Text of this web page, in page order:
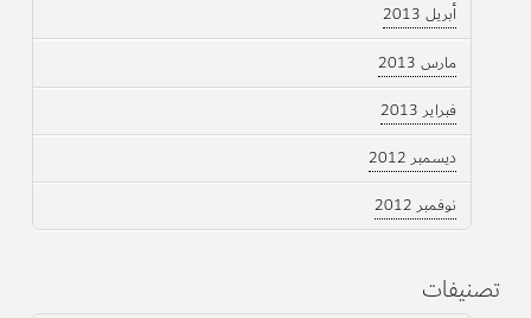
أبريل 2013
مارس 2013
فبراير 2013
ديسمبر 2012
نوفمبر 2012
تصنيفات